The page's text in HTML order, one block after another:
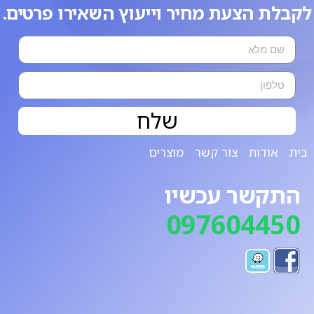
לקבלת הצעת מחיר וייעוץ השאירו פרטים.
שלח
בית אודות צור קשר מוצרים
התקשר עכשיו
097604450